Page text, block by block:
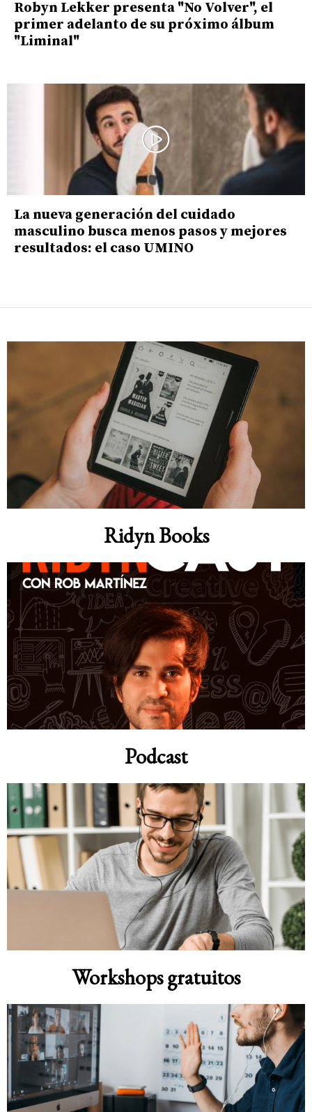
Robyn Lekker presenta "No Volver", el
primer adelanto de su próximo álbum
"Liminal"
La nueva generación del cuidado
masculino busca menos pasos y mejores
resultados: el caso UMINO
Ridyn Books
Podcast
Workshops gratuitos